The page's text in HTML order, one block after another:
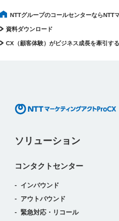
NTTグループのコールセンターならNTT
資料ダウンロード
CX（顧客体験）がビジネス成長を牽引す
ソリューション
コンタクトセンター
インバウンド
アウトバウンド
緊急対応・リコール